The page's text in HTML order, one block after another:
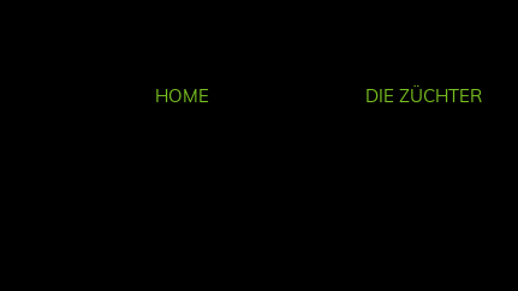
HOME DIE ZÜCHTER